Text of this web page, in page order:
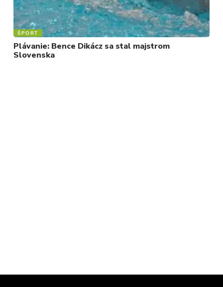
ŠPORT
Plávanie: Bence Dikácz sa stal majstrom
Slovenska